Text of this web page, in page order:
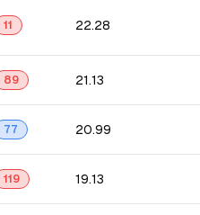
11 22.28
89 21.13
77 20.99
119 19.13